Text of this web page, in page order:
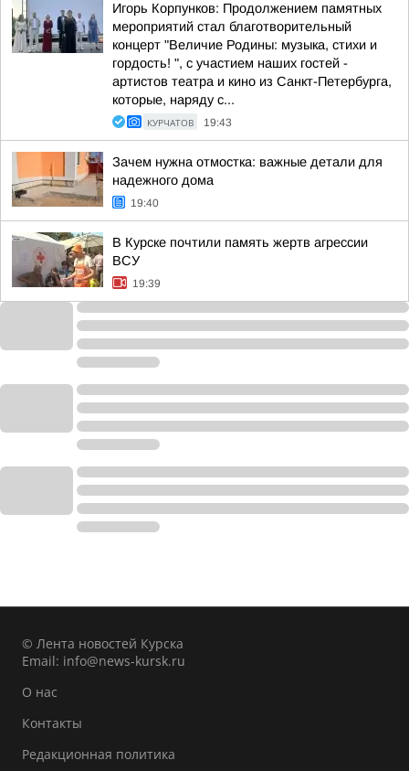
Игорь Корпунков: Продолжением памятных
мероприятий стал благотворительный
концерт "Величие Родины: музыка, стихи и
гордость! ", с участием наших гостей -
артистов театра и кино из Санкт-Петербурга,
которые, наряду с...
КУРЧАТОВ 19:43
Зачем нужна отмостка: важные детали для
надежного дома
19:40
В Курске почтили память жертв агрессии
ВСУ
19:39
© Лента новостей Курска
Email: info@news-kursk.ru
О нас
Контакты
Редакционная политика